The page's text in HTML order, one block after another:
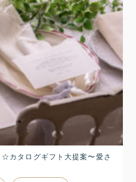
カタログギフト大提案〜愛さ